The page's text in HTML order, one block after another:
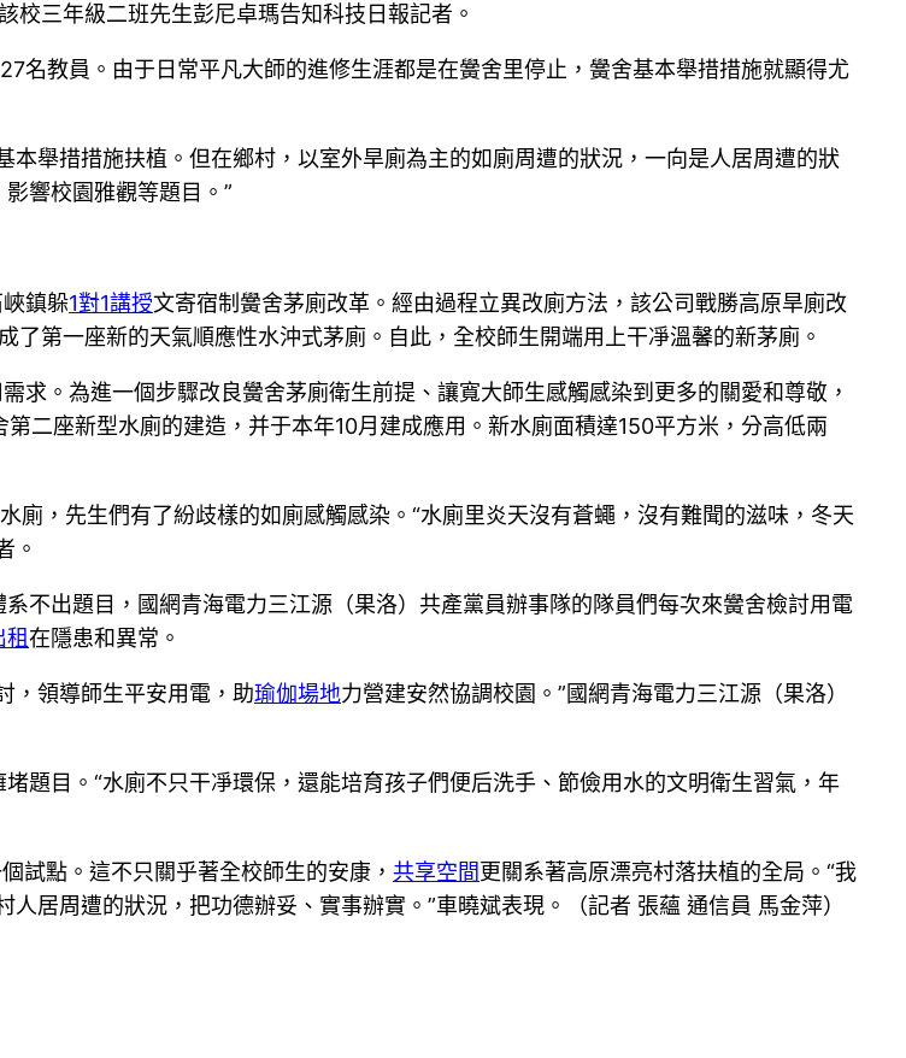
校三年級二班先生彭尼卓瑪告知科技日報記者。
名教員。由于日常平凡大師的進修生涯都是在黌舍里停止，黌舍基本舉措措施就顯得尤
舉措措施扶植。但在鄉村，以室外旱廁為主的如廁周遭的狀況，一向是人居周遭的狀
響校園雅觀等題目。”
鎮躲1對1講授文寄宿制黌舍茅廁改革。經由過程立異改廁方法，該公司戰勝高原旱廁改
第一座新的天氣順應性水沖式茅廁。自此，全校師生開端用上干凈溫馨的新茅廁。
。為進一個步驟改良黌舍茅廁衛生前提、讓寬大師生感觸感染到更多的關愛和尊敬，
二座新型水廁的建造，并于本年10月建成應用。新水廁面積達150平方米，分高低兩
，先生們有了紛歧樣的如廁感觸感染。“水廁里炎天沒有蒼蠅，沒有難聞的滋味，冬天
。
不出題目，國網青海電力三江源（果洛）共產黨員辦事隊的隊員們每次來黌舍檢討用電
租在隱患和異常。
，領導師生平安用電，助瑜伽場地力營建安然協調校園。”國網青海電力三江源（果洛）
題目。“水廁不只干凈環保，還能培育孩子們便后洗手、節儉用水的文明衛生習氣，年
試點。這不只關乎著全校師生的安康， 共享空間更關系著高原漂亮村落扶植的全局。“我
居周遭的狀況，把功德辦妥、實事辦實。”車曉斌表現。（記者 張蘊 通信員 馬金萍）